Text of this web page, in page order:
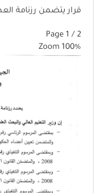
قرار يتضمن رزنامة العطل
Page 1 / 2
Zoom 100%